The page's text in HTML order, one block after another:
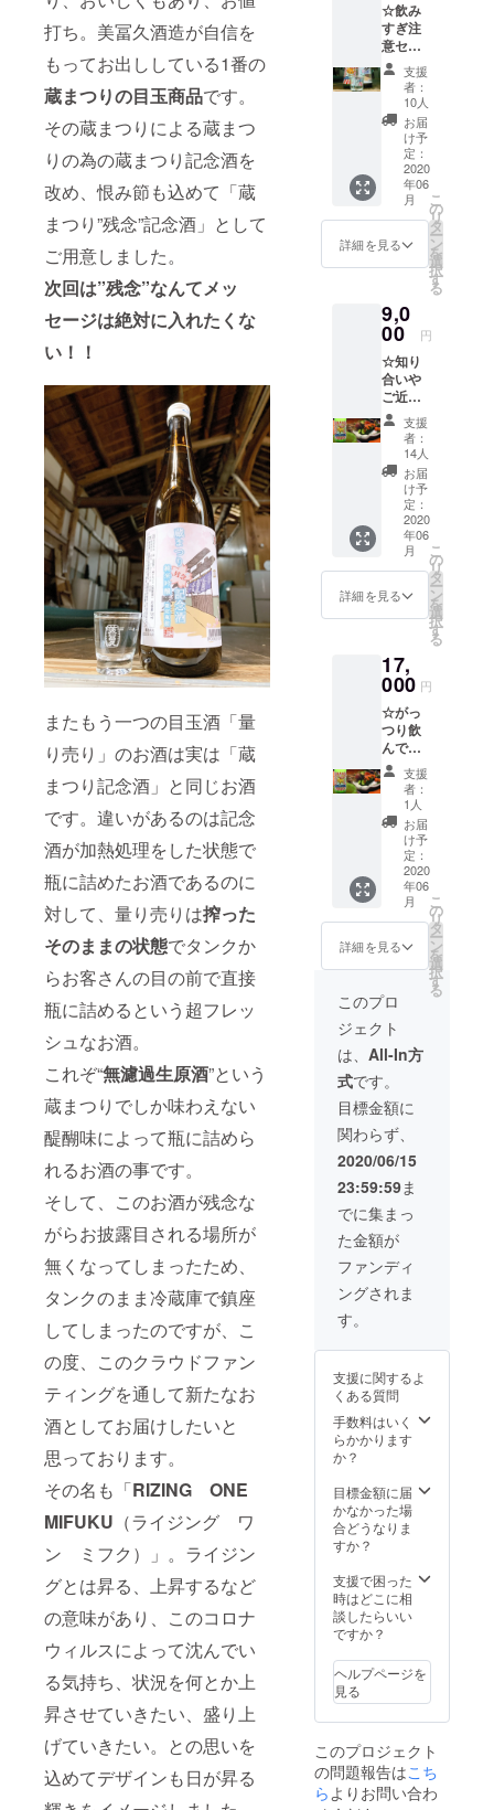
打ち。美冨久酒造が自信を
もってお出ししている1番の
蔵まつりの目玉商品です。
その蔵まつりによる蔵まつ
りの為の蔵まつり記念酒を
改め、恨み節も込めて「蔵
まつり”残念”記念酒」として
ご用意しました。
次回は”残念”なんてメッ
セージは絶対に入れたくな
い！！
またもう一つの目玉酒「量
り売り」のお酒は実は「蔵
まつり記念酒」と同じお酒
です。違いがあるのは記念
酒が加熱処理をした状態で
瓶に詰めたお酒であるのに
対して、量り売りは搾った
そのままの状態でタンクか
らお客さんの目の前で直接
瓶に詰めるという超フレッ
シュなお酒。
これぞ“無濾過生原酒”という
蔵まつりでしか味わえない
醍醐味によって瓶に詰めら
れるお酒の事です。
そして、このお酒が残念な
がらお披露目される場所が
無くなってしまったため、
タンクのまま冷蔵庫で鎮座
してしまったのですが、こ
の度、このクラウドファン
ティングを通して新たなお
酒としてお届けしたいと
思っております。
その名も「RIZING ONE
MIFUKU （ライジング ワ
ン ミフク）」。ライジン
グとは昇る、上昇するなど
の意味があり、このコロナ
ウィルスによって沈んでい
る気持ち、状況を何とか上
昇させていきたい、盛り上
げていきたい。との思いを
込めてデザインも日が昇る
り記念
酒を改
め、恨
み節も
込めて
「蔵ま
つり”残
念”記念
酒」と
してご
用意し
まし
またも
う一つ
酒「量
り売
り」の
お酒は
実は
「蔵ま
つり記
念酒」
と同じ
お酒で
す。違
いがあ
るのは
記念酒
が加熱
処理を
した状
態で瓶
に詰め
である
のに対
して、
量り売
りは
搾った
そのま
まの状
態でタ
ンクか
らお客
さんの
目の前
で直接
瓶に詰
めると
いう超
フレッ
シュな
お酒。
これ
ぞ“無濾
過生原
酒”とい
う蔵ま
つりで
しか味
わえな
い醍醐
味に
よって
瓶に詰
められ
るお酒
の事で
す。 そ
して、
念なが
露目さ
れる場
所が無
くなっ
てし
ため、
タンク
のまま
冷蔵庫
してし
まった
のです
が、こ
このク
ラウド
ファン
して新
たなお
酒とし
てお届
は相性
抜
群！！
ついつ
い呑み
すぎて
しまう
危険な
肴です
が、ぜ
ひ滋賀
の伝統
士の究
極の組
堪能下
さい。
蔵まつ
り記念
酒
720ml×
1本＋
RISING
ONE
MIFUK
U720ml
×1本＋
鮒味
「鮒ず
パック
のセッ
届けし
ますの
でお楽
しみ
に！！
肴を組
み合わ
せたご
自宅で
蔵まつ
りが楽
しめる
セット
をご用
意。 お
つまみ
となる
在出店
予定
んと鋭
意構想
中で絶
対満足
させら
れる肴
を用意
る！！
と活き
込んで
もらっ
ていま
す。 是
非ご期
さ
い！！
したけ
どどれ
もおい
しい、
お土産
に買っ
て帰り
たいけ
ど決め
られな
い！！”
という
何を選
んだら
方にこ
の「蔵
記念
酒」さ
え買っ
ておけ
ば大丈
夫！！
という
鉄板の
お酒で
す。ご
当地感
もあ
いしく
もあ
ち。美
冨久酒
造が自
信を
もって
お出し
してい
る蔵ま
つりの
目玉商
品で
す。 そ
の蔵ま
つりに
よる蔵
の為の
蔵まつ
酒を改
め、恨
み節も
込めて
「蔵ま
つり”残
念”記念
酒」と
してご
用意し
まし
た！！
またも
う一つ
の目玉
酒「量
り売
り」の
「蔵ま
つり記
念酒」
と同じ
お酒で
す。違
記念酒
が加熱
処理を
に詰め
たお酒
である
のに対
して、
量り売
搾った
そのま
まの状
態でタ
ンクか
らお客
つ 合
計2本＋
鮒ずし
のセッ
ターン
として
お届け
するの
はこの
「蔵ま
つり残
念記念
酒」と
とした
セット
です。
さらに
蔵まつ
りで出
店予定
だった
料理や
肴を組
み合わ
せたご
自宅で
蔵まつ
りが楽
しめる
セット
トで
は、今
店をす
る予定
だった
「鮒味
（ふな
か）」
さんの
鮒ずし
と美冨
久のお
酒セッ
賀県の
伝統高
「鮒ず
し」と
美冨久
のお酒
抜
群！！
ついつ
い呑み
すぎて
しまう
危険な
肴です
が、ぜ
ひ滋賀
の伝統
醗酵同
士の究
せをご
堪能下
さい。
蔵まつ
り記念
酒
RISING
ONE
1本＋鮒
味「鮒
ずし」
１パッ
セット
けしま
すので
お楽し
み
に！！
☆飲み
すぎ注
意セッ
トA
「蔵ま
つり残
念記念
酒」
「RISIN
G
ONE
MIFUK
U」 ＋
「美冨
久によ
く合う
1.8L×1
本ず
つ 合
計2本＋
肴の
セット
※写真の
料理は
イメー
ジ写真
です。
リター
ンでご
用意す
るもの
は現在
鋭意構
いま
す。 リ
ターン
として
お届け
するの
はこの
「蔵ま
つり残
念記念
酒」と
「量り
売り」
を中心
とした
セット
です。
りで出
だった
料理や
肴を組
み合わ
せたご
自宅で
蔵まつ
りが楽
セット
をご用
意。 お
つまみ
となる
肴は現
在出店
お店さ
んと鋭
意構想
中で絶
対満足
させら
す
る！！
と活き
ていま
す。 是
非ご期
待くだ
い！！
支援
者：
10人
お届
け予
定：
2020
年06
月
詳細を見る
こ
の
リ
タ
ー
ン
を
選
択
す
る
9,0
00 円
☆知り
合いや
ご近所
におす
そ分け
セットB
「蔵ま
つり残
念記念
酒」
「RISIN
G
ONE
MIFUK
U」
720ml×
つ 合
計６本
セット
「蔵ま
つり記
念酒」
とは、
その名
前通り
年に一
度の蔵
まつり
を記念
して特
別に醸
した純
米吟醸
まつり
に来て
いろい
ろなお
酒を試
したけ
どどれ
もおい
しい、
お土産
に買っ
て帰り
たいけ
ど決め
られな
い！！”
という
何を選
かわか
らない
方にこ
の「蔵
まつり
記念
ておけ
ば大丈
夫！！
お酒で
す。ご
当地感
もあ
いしく
もあ
り、お
値打
冨久酒
造が自
信を
支援
者：
14人
お届
け予
定：
2020
年06
月
詳細を見る
こ
の
リ
タ
ー
ン
を
選
択
す
る
17,
000 円
☆がっ
つり飲
んで堪
能セッ
ト 「蔵
まつり
残念記
念酒」
「RISIN
G
ONE
MIFUK
U」
1.8L×3
本ず
つ 合
計６本
セット
「蔵ま
つり記
念酒」
とは、
その名
前通り
年に一
度の蔵
まつり
を記念
して特
別に醸
した純
米吟醸
で
す。“蔵
いろい
酒を試
したけ
どどれ
もおい
しい、
に買っ
て帰り
たいけ
ど決め
い！！”
という
何を選
んだら
かわか
らない
方にこ
の「蔵
記念
酒」さ
え買っ
支援
者：
1人
お届
け予
定：
2020
年06
月
詳細を見る
こ
の
リ
タ
ー
ン
を
選
択
す
る
このプロ
ジェクト
は、 All-In方
式です。
目標金額に
関わらず、
2020/06/15
23:59:59ま
でに集まっ
た金額が
ファンディ
ングされま
す。
支援に関するよ
くある質問
手数料はいく
らかかります
か？
目標金額に届
かなかった場
合どうなりま
すか？
支援で困った
時はどこに相
談したらいい
ですか？
ヘルプページを
見る
このプロジェクト
の問題報告はこち
らよりお問い合わ